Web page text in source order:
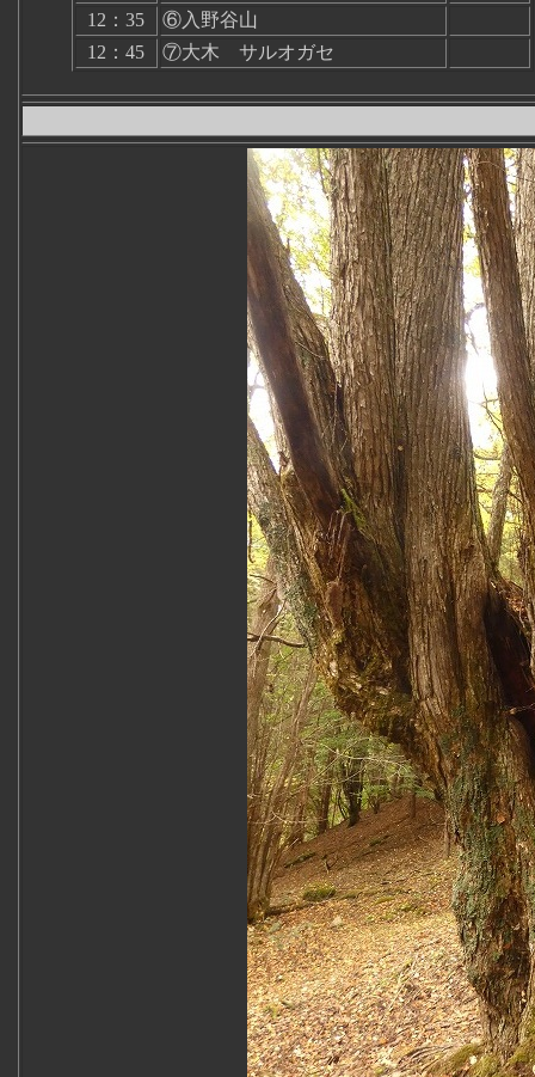
12：35
⑥入野谷山
12：45
⑦大木 サルオガセ